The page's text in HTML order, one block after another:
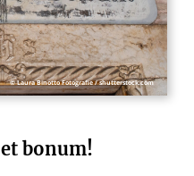
© Laura Binotto Fotografie / shutterstock.com
et bonum!